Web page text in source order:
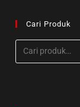
Cari Produk